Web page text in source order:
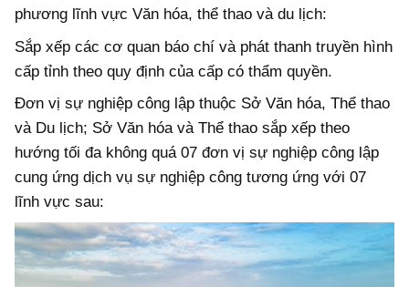
phương lĩnh vực Văn hóa, thể thao và du lịch:
Sắp xếp các cơ quan báo chí và phát thanh truyền hình
cấp tỉnh theo quy định của cấp có thẩm quyền.
Đơn vị sự nghiệp công lập thuộc Sở Văn hóa, Thể thao
và Du lịch; Sở Văn hóa và Thể thao sắp xếp theo
hướng tối đa không quá 07 đơn vị sự nghiệp công lập
cung ứng dịch vụ sự nghiệp công tương ứng với 07
lĩnh vực sau: